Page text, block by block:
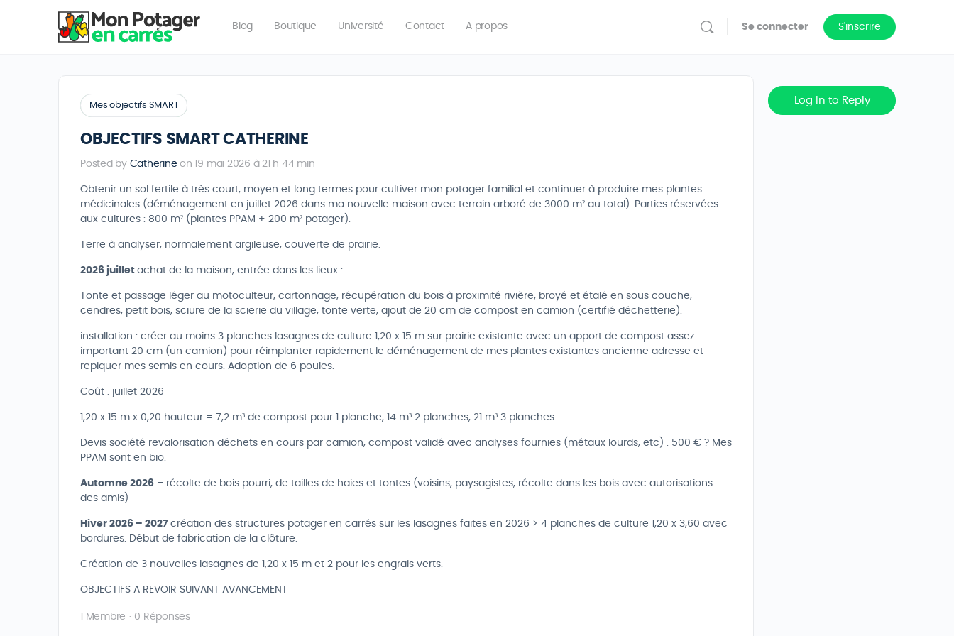
Blog Boutique Université Contact A propos Se connecter S'inscrire
Mes objectifs SMART
OBJECTIFS SMART CATHERINE
Posted by Catherine on 19 mai 2026 à 21 h 44 min
Obtenir un sol fertile à très court, moyen et long termes pour cultiver mon potager familial et continuer à produire mes plantes
médicinales (déménagement en juillet 2026 dans ma nouvelle maison avec terrain arboré de 3000 m² au total). Parties réservées
aux cultures : 800 m² (plantes PPAM + 200 m² potager).
Terre à analyser, normalement argileuse, couverte de prairie.
2026 juillet achat de la maison, entrée dans les lieux :
Tonte et passage léger au motoculteur, cartonnage, récupération du bois à proximité rivière, broyé et étalé en sous couche,
cendres, petit bois, sciure de la scierie du village, tonte verte, ajout de 20 cm de compost en camion (certifié déchetterie).
installation : créer au moins 3 planches lasagnes de culture 1,20 x 15 m sur prairie existante avec un apport de compost assez
important 20 cm (un camion) pour réimplanter rapidement le déménagement de mes plantes existantes ancienne adresse et
repiquer mes semis en cours. Adoption de 6 poules.
Coût : juillet 2026
1,20 x 15 m x 0,20 hauteur = 7,2 m³ de compost pour 1 planche, 14 m³ 2 planches, 21 m³ 3 planches.
Devis société revalorisation déchets en cours par camion, compost validé avec analyses fournies (métaux lourds, etc) . 500 € ? Mes
PPAM sont en bio.
Automne 2026 – récolte de bois pourri, de tailles de haies et tontes (voisins, paysagistes, récolte dans les bois avec autorisations
des amis)
H iver 2026 – 2027création des structures potager en carrés sur les lasagnes faites en 2026 > 4 planches de culture 1,20 x 3,60 avec
bordures. Début de fabrication de la clôture.
Création de 3 nouvelles lasagnes de 1,20 x 15 m et 2 pour les engrais verts.
OBJECTIFS A REVOIR SUIVANT AVANCEMENT
1 Membre · 0 Réponses
Log In to Reply